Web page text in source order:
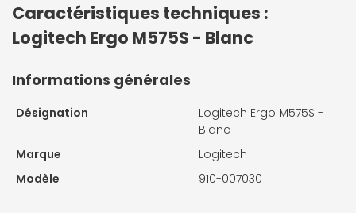
Caractéristiques techniques :
Logitech Ergo M575S - Blanc
Informations générales
Désignation
Logitech Ergo M575S -
Blanc
Marque
Logitech
Modèle
910-007030